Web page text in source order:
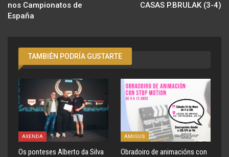
nos Campionatos de
España
CASAS P.BRULAK (3-4)
TAMBIÉN PODRÍA GUSTARTE
AXENDA
Os ponteses Alberto da Silva
AMIGUS
Obradoiro de animacións con